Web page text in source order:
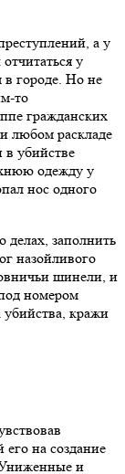
а у
у
в городе. Но не
то
гражданских
любом раскладе
в убийстве
одежду у
нос одного
делах, заполнить
назойливого
шинели, и
номером
убийства, кражи
на создание
и